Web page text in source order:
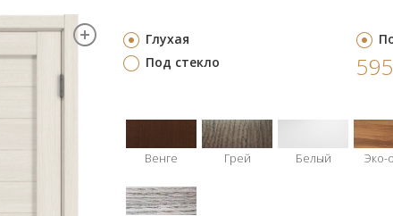
Глухая
Под стекло
Венге Грей Белый Эко-